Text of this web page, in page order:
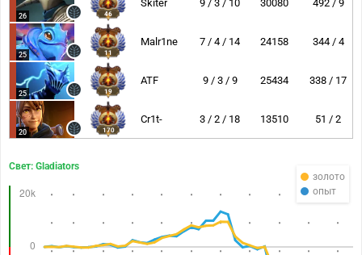
26 46
Skiter 9 / 3 / 10 30080 492 / 9
25 11
Malr1ne 7 / 4 / 14 24158 344 / 4
25 19
ATF 9 / 3 / 9 25434 338 / 17
20 170
Cr1t- 3 / 2 / 18 13510 51 / 2
золото
опыт
Свет: Gladiators